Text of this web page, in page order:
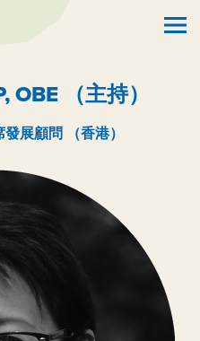
OBE （主持）
展顧問 （香港）